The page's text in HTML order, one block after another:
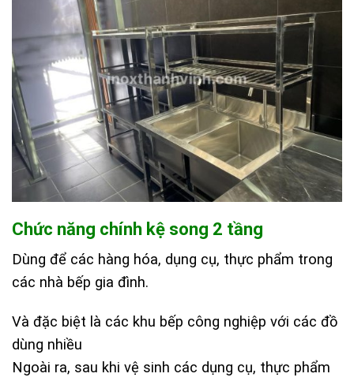
Chức năng chính kệ song 2 tầng
Dùng để các hàng hóa, dụng cụ, thực phẩm trong
các nhà bếp gia đình.
Và đặc biệt là các khu bếp công nghiệp với các đồ
dùng nhiều
Ngoài ra, sau khi vệ sinh các dụng cụ, thực phẩm